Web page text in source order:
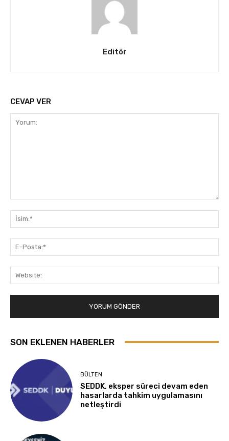
Editör
CEVAP VER
SON EKLENEN HABERLER
BÜLTEN
SEDDK, eksper süreci devam eden
hasarlarda tahkim uygulamasını
netleştirdi